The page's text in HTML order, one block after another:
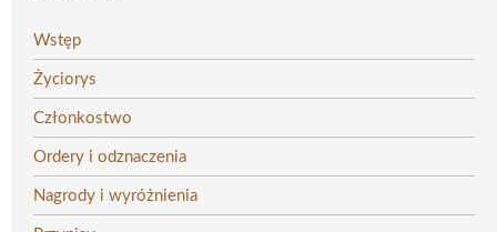
Wstęp
Życiorys
Członkostwo
Ordery i odznaczenia
Nagrody i wyróżnienia